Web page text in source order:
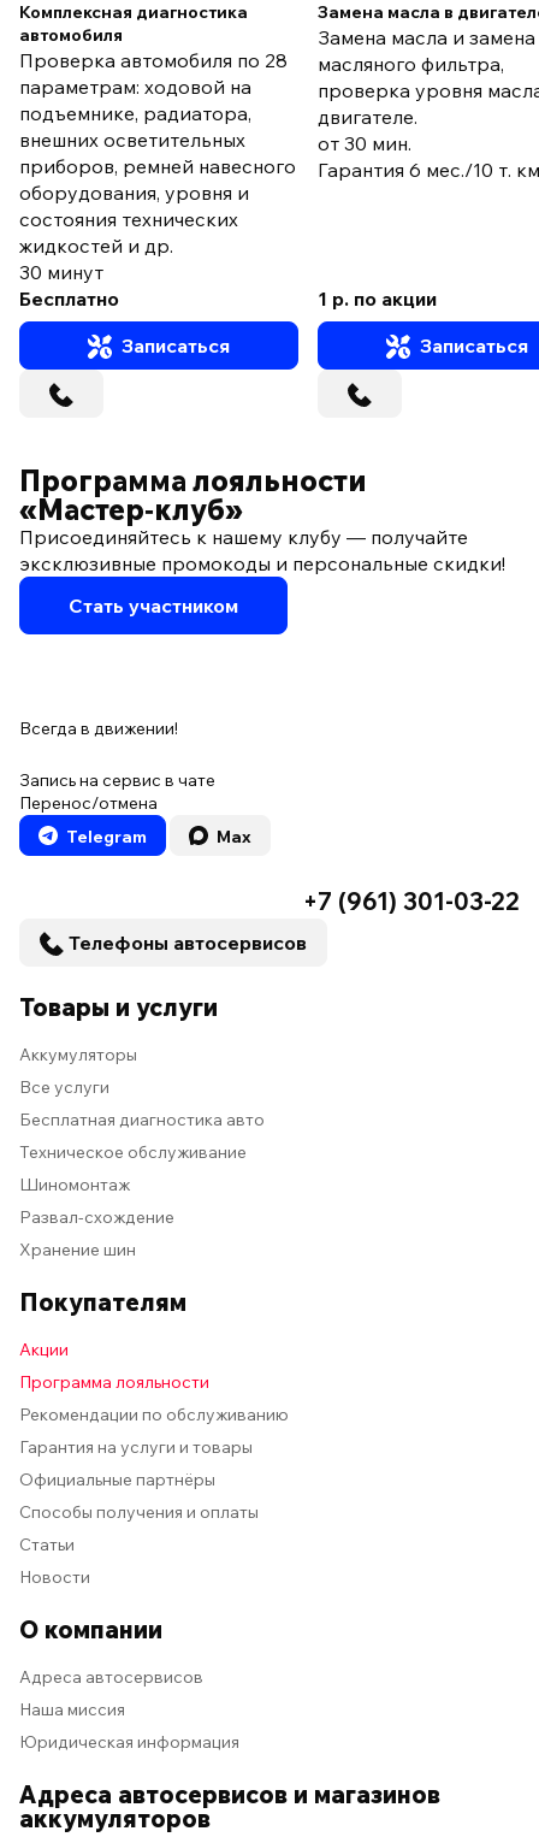
Комплексная диагностика
автомобиля
Проверка автомобиля по 28
параметрам: ходовой на
подъемнике, радиатора,
внешних осветительных
приборов, ремней навесного
оборудования, уровня и
состояния технических
жидкостей и др.
30 минут
Бесплатно
Записаться
Замена масла в
Замена масла и замена
масляного фильтра,
проверка уровня
двигателе.
от 30 мин.
Гарантия 6 мес./10 т.
1 р. по акции
Записаться
Программа лояльности
«Мастер‑клуб»
Присоединяйтесь к нашему клубу — получайте
эксклюзивные промокоды и персональные скидки!
Стать участником
Всегда в движении!
Запись на сервис в чате
Перенос/отмена
Telegram
Max
+7 (961) 301-03-22
Телефоны автосервисов
Товары и услуги
Аккумуляторы
Все услуги
Бесплатная диагностика авто
Техническое обслуживание
Шиномонтаж
Развал-схождение
Хранение шин
Покупателям
Акции
Программа лояльности
Рекомендации по обслуживанию
Гарантия на услуги и товары
Официальные партнёры
Способы получения и оплаты
Статьи
Новости
О компании
Адреса автосервисов
Наша миссия
Юридическая информация
Адреса автосервисов и магазинов
аккумуляторов